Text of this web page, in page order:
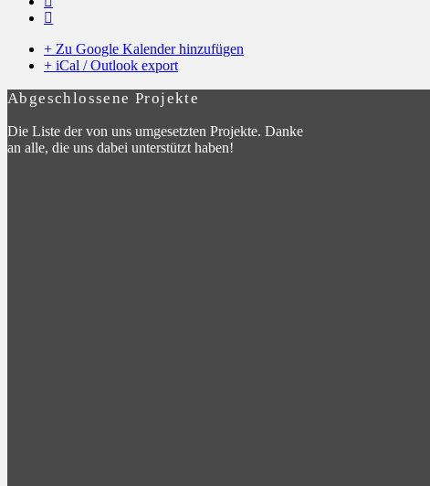
+ Zu Google Kalender hinzufügen
+ iCal / Outlook export
Abgeschlossene Projekte
Die Liste der von uns umgesetzten Projekte. Danke
an alle, die uns dabei unterstützt haben!